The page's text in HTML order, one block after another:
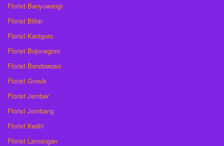
Florist Banyuwangi
Florist Blitar
Florist Kanigoro
Florist Bojonegoro
Florist Bondowoso
Florist Gresik
Florist Jember
Florist Jombang
Florist Kediri
Florist Lamongan